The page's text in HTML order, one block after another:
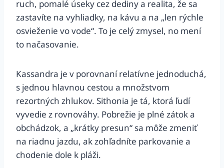
ruch, pomalé úseky cez dediny a realita, že sa
zastavíte na vyhliadky, na kávu a na „len rýchle
osvieženie vo vode“. To je celý zmysel, no mení
to načasovanie.
Kassandra je v porovnaní relatívne jednoduchá,
s jednou hlavnou cestou a množstvom
rezortných zhlukov. Sithonia je tá, ktorá ľudí
vyvedie z rovnováhy. Pobrežie je plné zátok a
obchádzok, a „krátky presun“ sa môže zmeniť
na riadnu jazdu, ak zohľadníte parkovanie a
chodenie dole k pláži.